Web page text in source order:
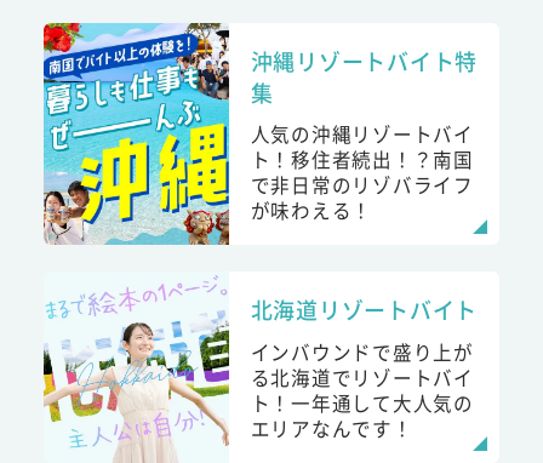
沖縄リゾートバイト特
集
人気の沖縄リゾートバイ
ト！移住者続出！？南国
で非日常のリゾバライフ
が味わえる！
北海道リゾートバイト
インバウンドで盛り上が
る北海道でリゾートバイ
ト！一年通して大人気の
エリアなんです！